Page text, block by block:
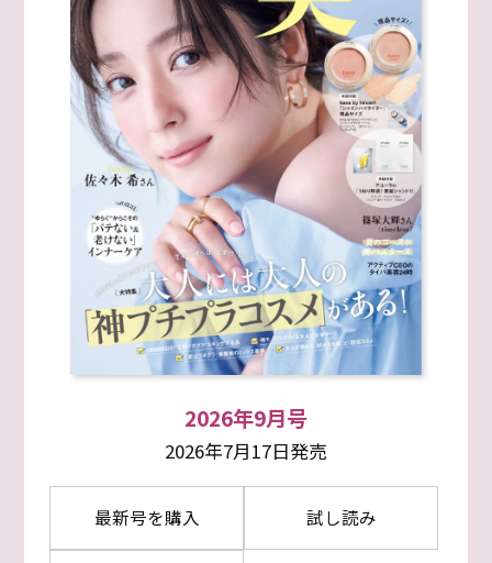
2026年9月号
2026年7月17日発売
最新号を購入 試し読み